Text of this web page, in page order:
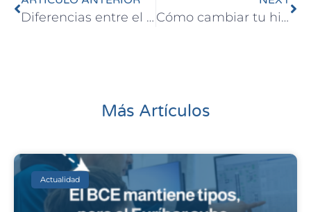
Diferencias entre el TIN y el TAE de una hipoteca Cómo cambiar tu hipoteca de banco, y por qué deberías hacerlo
Más Artículos
Actualidad